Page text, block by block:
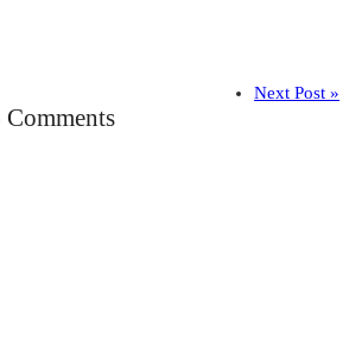
Next Post »
Comments